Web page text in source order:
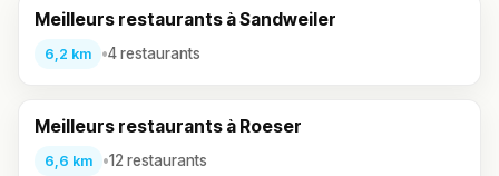
Meilleurs restaurants à Sandweiler
6,2 km •4 restaurants
Meilleurs restaurants à Roeser
6,6 km •12 restaurants